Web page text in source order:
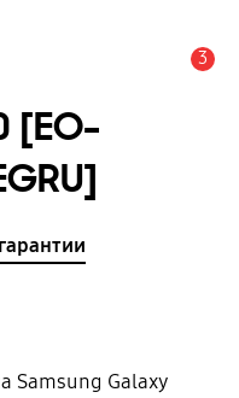
3
[EO-
Samsung Galaxy